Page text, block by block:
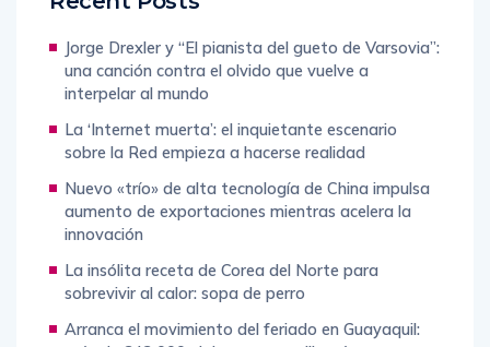
Jorge Drexler y “El pianista del gueto de Varsovia”:
una canción contra el olvido que vuelve a
interpelar al mundo
La ‘Internet muerta’: el inquietante escenario
sobre la Red empieza a hacerse realidad
Nuevo «trío» de alta tecnología de China impulsa
aumento de exportaciones mientras acelera la
innovación
La insólita receta de Corea del Norte para
sobrevivir al calor: sopa de perro
Arranca el movimiento del feriado en Guayaquil: